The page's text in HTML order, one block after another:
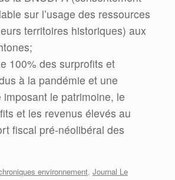
sur l’usage des ressources
territoires historiques) aux
100% des surprofits et
à la pandémie et une
imposant le patrimoine, le
et les revenus élevés au
fiscal pré-néolibéral des
environnement, Journal Le